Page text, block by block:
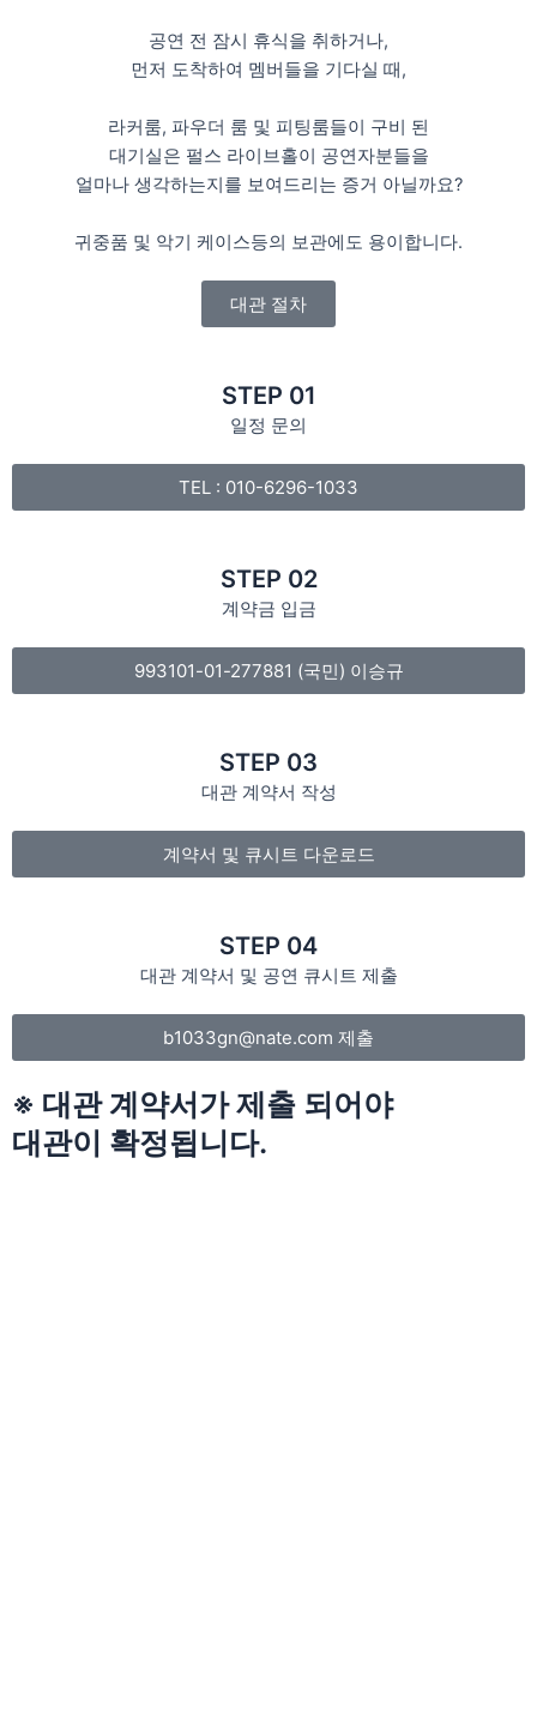
공연 전 잠시 휴식을 취하거나,
먼저 도착하여 멤버들을 기다실 때,
라커룸, 파우더 룸 및 피팅룸들이 구비 된
대기실은 펄스 라이브홀이 공연자분들을
얼마나 생각하는지를 보여드리는 증거 아닐까요?
귀중품 및 악기 케이스등의 보관에도 용이합니다.
대관 절차
STEP 01
일정 문의
TEL : 010-6296-1033
STEP 02
계약금 입금
993101-01-277881 (국민) 이승규
STEP 03
대관 계약서 작성
계약서 및 큐시트 다운로드
STEP 04
대관 계약서 및 공연 큐시트 제출
b1033gn@nate.com 제출
※ 대관 계약서가 제출 되어야
대관이 확정됩니다.